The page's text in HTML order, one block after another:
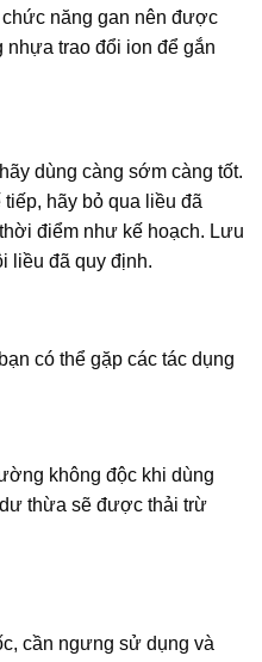
năng gan nên được
nhựa trao đổi ion để gắn
dùng càng sớm càng tốt.
hãy bỏ qua liều đã
điểm như kế hoạch. Lưu
liều đã quy định.
có thể gặp các tác dụng
không độc khi dùng
thừa sẽ được thải trừ
cần ngưng sử dụng và